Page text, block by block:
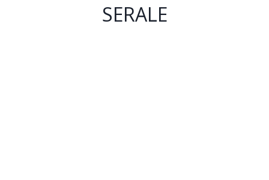
SERALE